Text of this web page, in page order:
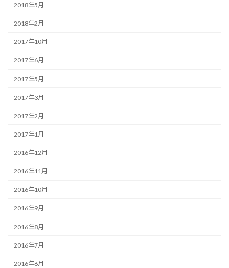
2018年5月
2018年2月
2017年10月
2017年6月
2017年5月
2017年3月
2017年2月
2017年1月
2016年12月
2016年11月
2016年10月
2016年9月
2016年8月
2016年7月
2016年6月